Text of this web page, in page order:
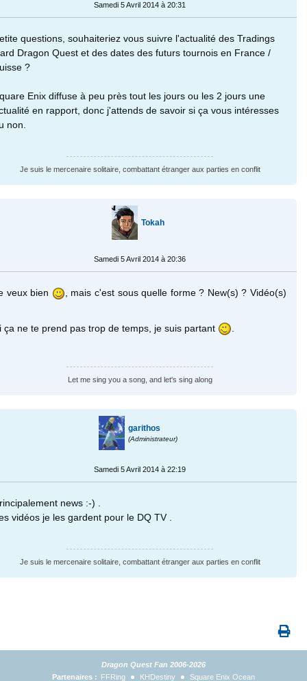
Samedi 5 Avril 2014 à 20:31
questions, souhaiteriez vous suivre l'actualité des Tradings
Dragon Quest et des dates des futurs tournois en France /
?
Enix diffuse à peu près tout les jours ou les 2 jours une
en rapport, donc j'attends de savoir si ça vous intéresses
non.
Je suis le mercenaire solitaire, combattant étranger aux parties en conflit
Tokah
Samedi 5 Avril 2014 à 20:36
veux bien , mais c'est sous quelle forme ? New(s) ? Vidéo(s)
ça ne te prend pas trop de temps, je suis partant
Let me sing you a song, and let's sing along
garithos
(Administrateur)
Samedi 5 Avril 2014 à 22:19
news :-) .
vidéos je les gardent pour le DQ TV .
Je suis le mercenaire solitaire, combattant étranger aux parties en conflit
Dragon Quest Fan 2006-2026
Partenaires :
FFRing KHDestiny Square Enix Ocean